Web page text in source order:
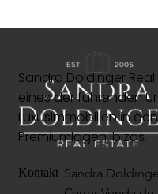
Sandra Doldinger
eines der führenden
Luxusimmobilien in
Premiumlagen Ibizas.
Kontakt Sandra